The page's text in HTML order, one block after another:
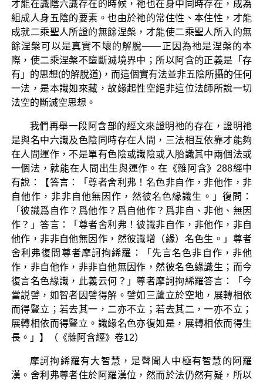
才能在識陰六識存在的時候，祂也在身中同時存在，成為
組成人身五陰的要素。也由於祂的常住性、本住性，才能
成就二乘聖人所證的無餘涅槃，才能使二乘聖人所入的無
餘涅槃可以是真實不壞的解脫——正因為祂是涅槃的本
際，使二乘涅槃不墮斷滅境界中；所以阿含的正義是「存
有」的思想(的解脫道)，而這個實有法並非五陰所攝的任何
一法，是本識如來藏，故緣起性空絕非這位法師所說一切
法空的斷滅空思想。
我們再舉一段阿含部的經文來證明祂的存在，證明祂
是與名中六識及色陰同時存在人間，三法相互依靠才能夠
在人間運作，不是單有色陰或識陰或入胎識其中兩個法或
一個法，就能在人間出生與運作。在《雜阿含》288經中
有說：【答言：「尊者舍利弗！名色非自作，非他作，非
自他作，非非自他無因作，然彼名色緣識生。」復問：
「彼識爲自作？爲他作？爲自他作？爲非自、非他、無因
作？」答言：「尊者舍利弗！彼識非自作，非他作，非自
他作，非非自他無因作，然彼識增（緣）名色生。」尊者
舍利弗復問尊者摩訶拘絺羅：「先言名色非自作，非他
作，非自他作，非非自他無因作，然彼名色緣識生；而今
復言名色緣識，此義云何？」尊者摩訶拘絺羅答言：「今
當説譬，如智者因譬得解。譬如三蘆立於空地，展轉相依
而得豎立；若去其一，二亦不立；若去其二，一亦不立；
展轉相依而得豎立。識緣名色亦復如是，展轉相依而得生
長。」】（《雜阿含經》卷12）
摩訶拘絺羅有大智慧，是聲聞人中極有智慧的阿羅
漢。舍利弗尊者住於阿羅漢位，然而於法仍然有疑，所以